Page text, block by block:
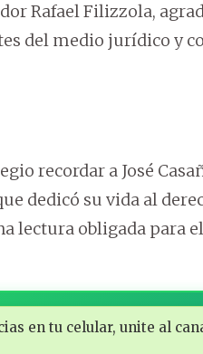
Rafael Filizzola,
del medio jurídico y
recordar a José
dedicó su vida al
lectura obligada para
en tu celular, unite al